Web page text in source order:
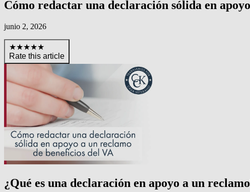
Cómo redactar una declaración sólida en
junio 2, 2026
★★★★★
Rate this article
¿Qué es una declaración en apoyo a un